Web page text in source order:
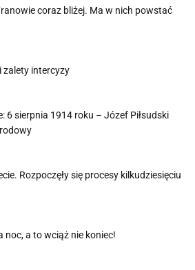
coraz bliżej. Ma w nich powstać
zalety intercyzy
6 sierpnia 1914 roku – Józef Piłsudski
Rozpoczęły się procesy kilkudziesięciu
noc, a to wciąż nie koniec!